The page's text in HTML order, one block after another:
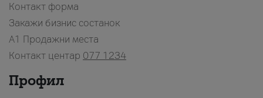
Контакт форма
Закажи бизнис состанок
A1 Продажни места
Контакт центар 077 1234
Профил